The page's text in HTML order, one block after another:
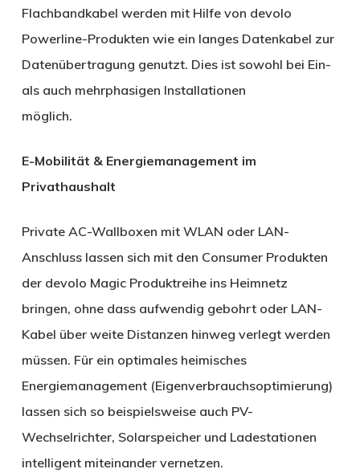
Flachbandkabel werden mit Hilfe von devolo
Powerline-Produkten wie ein langes Datenkabel zur
Datenübertragung genutzt. Dies ist sowohl bei Ein-
als auch mehrphasigen Installationen
möglich.
E-Mobilität & Energiemanagement im
Privathaushalt
Private AC-Wallboxen mit WLAN oder LAN-
Anschluss lassen sich mit den Consumer Produkten
der devolo Magic Produktreihe ins Heimnetz
bringen, ohne dass aufwendig gebohrt oder LAN-
Kabel über weite Distanzen hinweg verlegt werden
müssen. Für ein optimales heimisches
Energiemanagement (Eigenverbrauchsoptimierung)
lassen sich so beispielsweise auch PV-
Wechselrichter, Solarspeicher und Ladestationen
intelligent miteinander vernetzen.